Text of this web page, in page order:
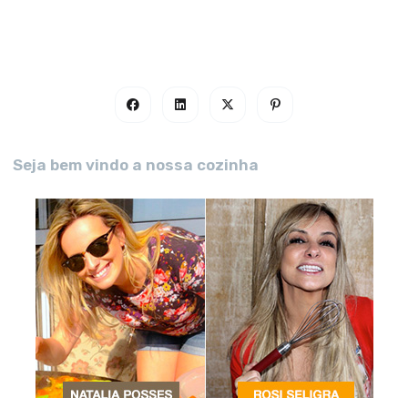
Seja bem vindo a nossa cozinha